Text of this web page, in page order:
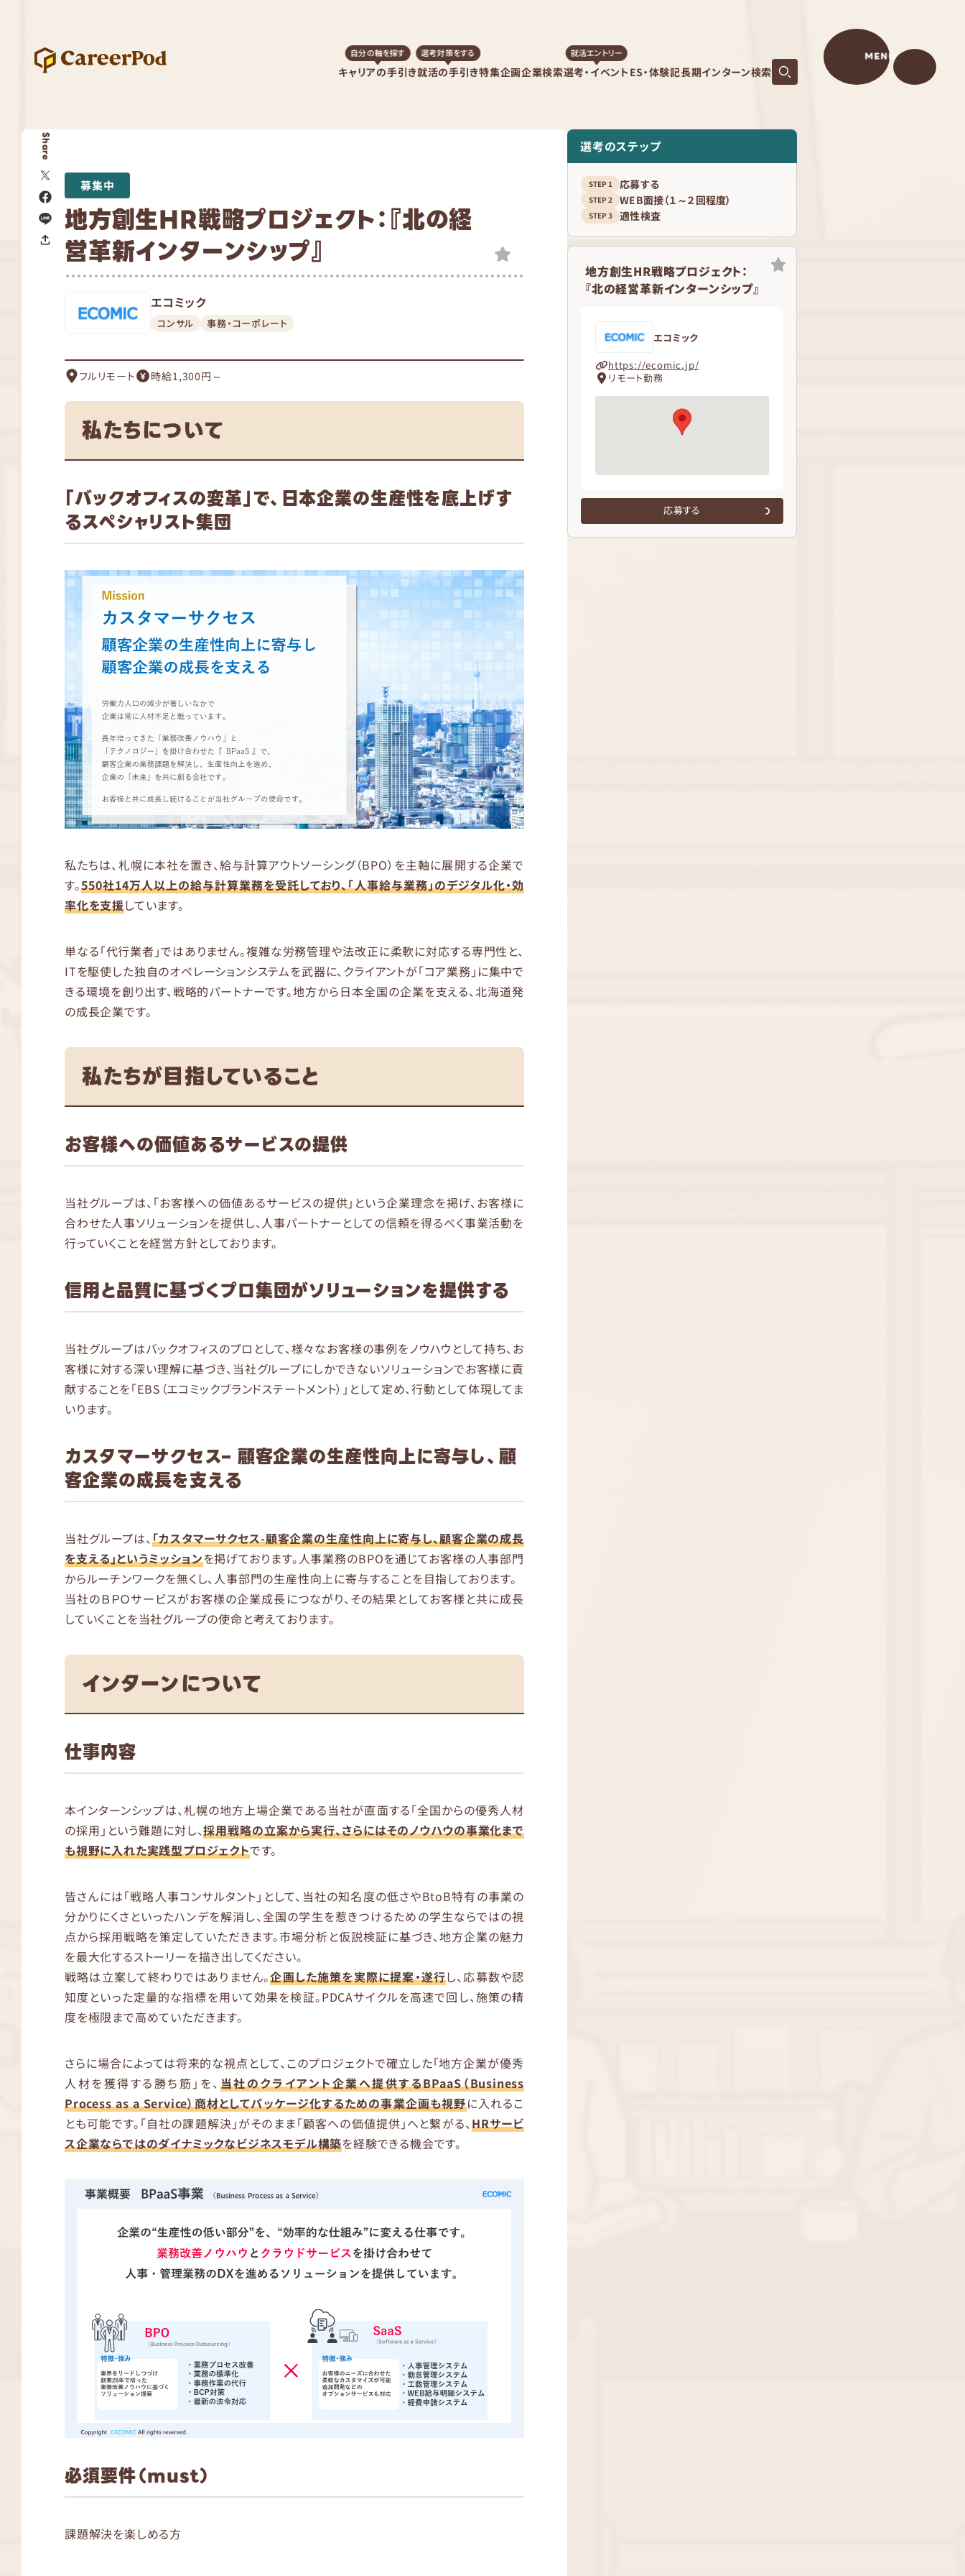
キャリアの手引き
自分の軸を探す
就活の手引き
選考対策をする
特集企画企業検索選考・イベント
就活エントリー
ES・体験記長期インターン検索
MENU
Share
募集中
地方創生HR戦略プロジェクト：『北の経
営革新インターンシップ』
エコミック
コンサル 事務・コーポレート
フルリモート 時給1,300円～
私たちについて
「バックオフィスの変革」で、日本企業の生産性を底上げす
るスペシャリスト集団
私たちは、札幌に本社を置き、給与計算アウトソーシング（BPO）を主軸に展開する企業で
す。550社14万人以上の給与計算業務を受託しており、「人事給与業務」のデジタル化・効
率化を支援しています。
単なる「代行業者」ではありません。複雑な労務管理や法改正に柔軟に対応する専門性と、
ITを駆使した独自のオペレーションシステムを武器に、クライアントが「コア業務」に集中で
きる環境を創り出す、戦略的パートナーです。地方から日本全国の企業を支える、北海道発
の成長企業です。
私たちが目指していること
お客様への価値あるサービスの提供
当社グループは、「お客様への価値あるサービスの提供」という企業理念を掲げ、お客様に
合わせた人事ソリューションを提供し、人事パートナーとしての信頼を得るべく事業活動を
行っていくことを経営方針としております。
信用と品質に基づくプロ集団がソリューションを提供する
当社グループはバックオフィスのプロとして、様々なお客様の事例をノウハウとして持ち、お
客様に対する深い理解に基づき、当社グループにしかできないソリューションでお客様に貢
献することを「EBS（エコミックブランドステートメント）」として定め、行動として体現してま
いります。
カスタマーサクセス– 顧客企業の生産性向上に寄与し、顧
客企業の成長を支える
当社グループは、「カスタマーサクセス-顧客企業の生産性向上に寄与し、顧客企業の成長
を支える」というミッションを掲げております。人事業務のBPOを通じてお客様の人事部門
からルーチンワークを無くし、人事部門の生産性向上に寄与することを目指しております。
当社のＢＰＯサービスがお客様の企業成長につながり、その結果としてお客様と共に成長
していくことを当社グループの使命と考えております。
インターンについて
仕事内容
本インターンシップは、札幌の地方上場企業である当社が直面する「全国からの優秀人材
の採用」という難題に対し、採用戦略の立案から実行、さらにはそのノウハウの事業化まで
も視野に入れた実践型プロジェクトです。
皆さんには「戦略人事コンサルタント」として、当社の知名度の低さやBtoB特有の事業の
分かりにくさといったハンデを解消し、全国の学生を惹きつけるための学生ならではの視
点から採用戦略を策定していただきます。市場分析と仮説検証に基づき、地方企業の魅力
を最大化するストーリーを描き出してください。
戦略は立案して終わりではありません。企画した施策を実際に提案・遂行し、応募数や認
知度といった定量的な指標を用いて効果を検証。PDCAサイクルを高速で回し、施策の精
度を極限まで高めていただきます。
さらに場合によっては将来的な視点として、このプロジェクトで確立した「地方企業が優秀
人材を獲得する勝ち筋」を、 当社のクライアント企業へ提供するBPaaS（Business
Process as a Service）商材としてパッケージ化するための事業企画も視野に入れるこ
とも可能です。「自社の課題解決」がそのまま「顧客への価値提供」へと繋がる、HRサービ
ス企業ならではのダイナミックなビジネスモデル構築を経験できる機会です。
必須要件（must）
課題解決を楽しめる方
選考のステップ
応募する
WEB面接（１～２回程度）
適性検査
地方創生HR戦略プロジェクト：
『北の経営革新インターンシップ』
エコミック
https://ecomic.jp/
リモート勤務
応募する